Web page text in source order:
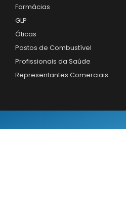
Farmácias
GLP
Óticas
Postos de Combustível
Profissionais da Saúde
Representantes Comerciais